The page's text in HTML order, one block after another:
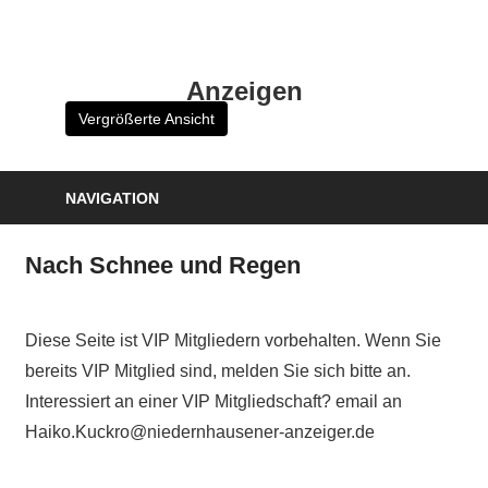
Anzeigen
Vergrößerte Ansicht
NAVIGATION
Nach Schnee und Regen
Diese Seite ist VIP Mitgliedern vorbehalten. Wenn Sie
bereits VIP Mitglied sind, melden Sie sich bitte an.
Interessiert an einer VIP Mitgliedschaft? email an
Haiko.Kuckro@niedernhausener-anzeiger.de